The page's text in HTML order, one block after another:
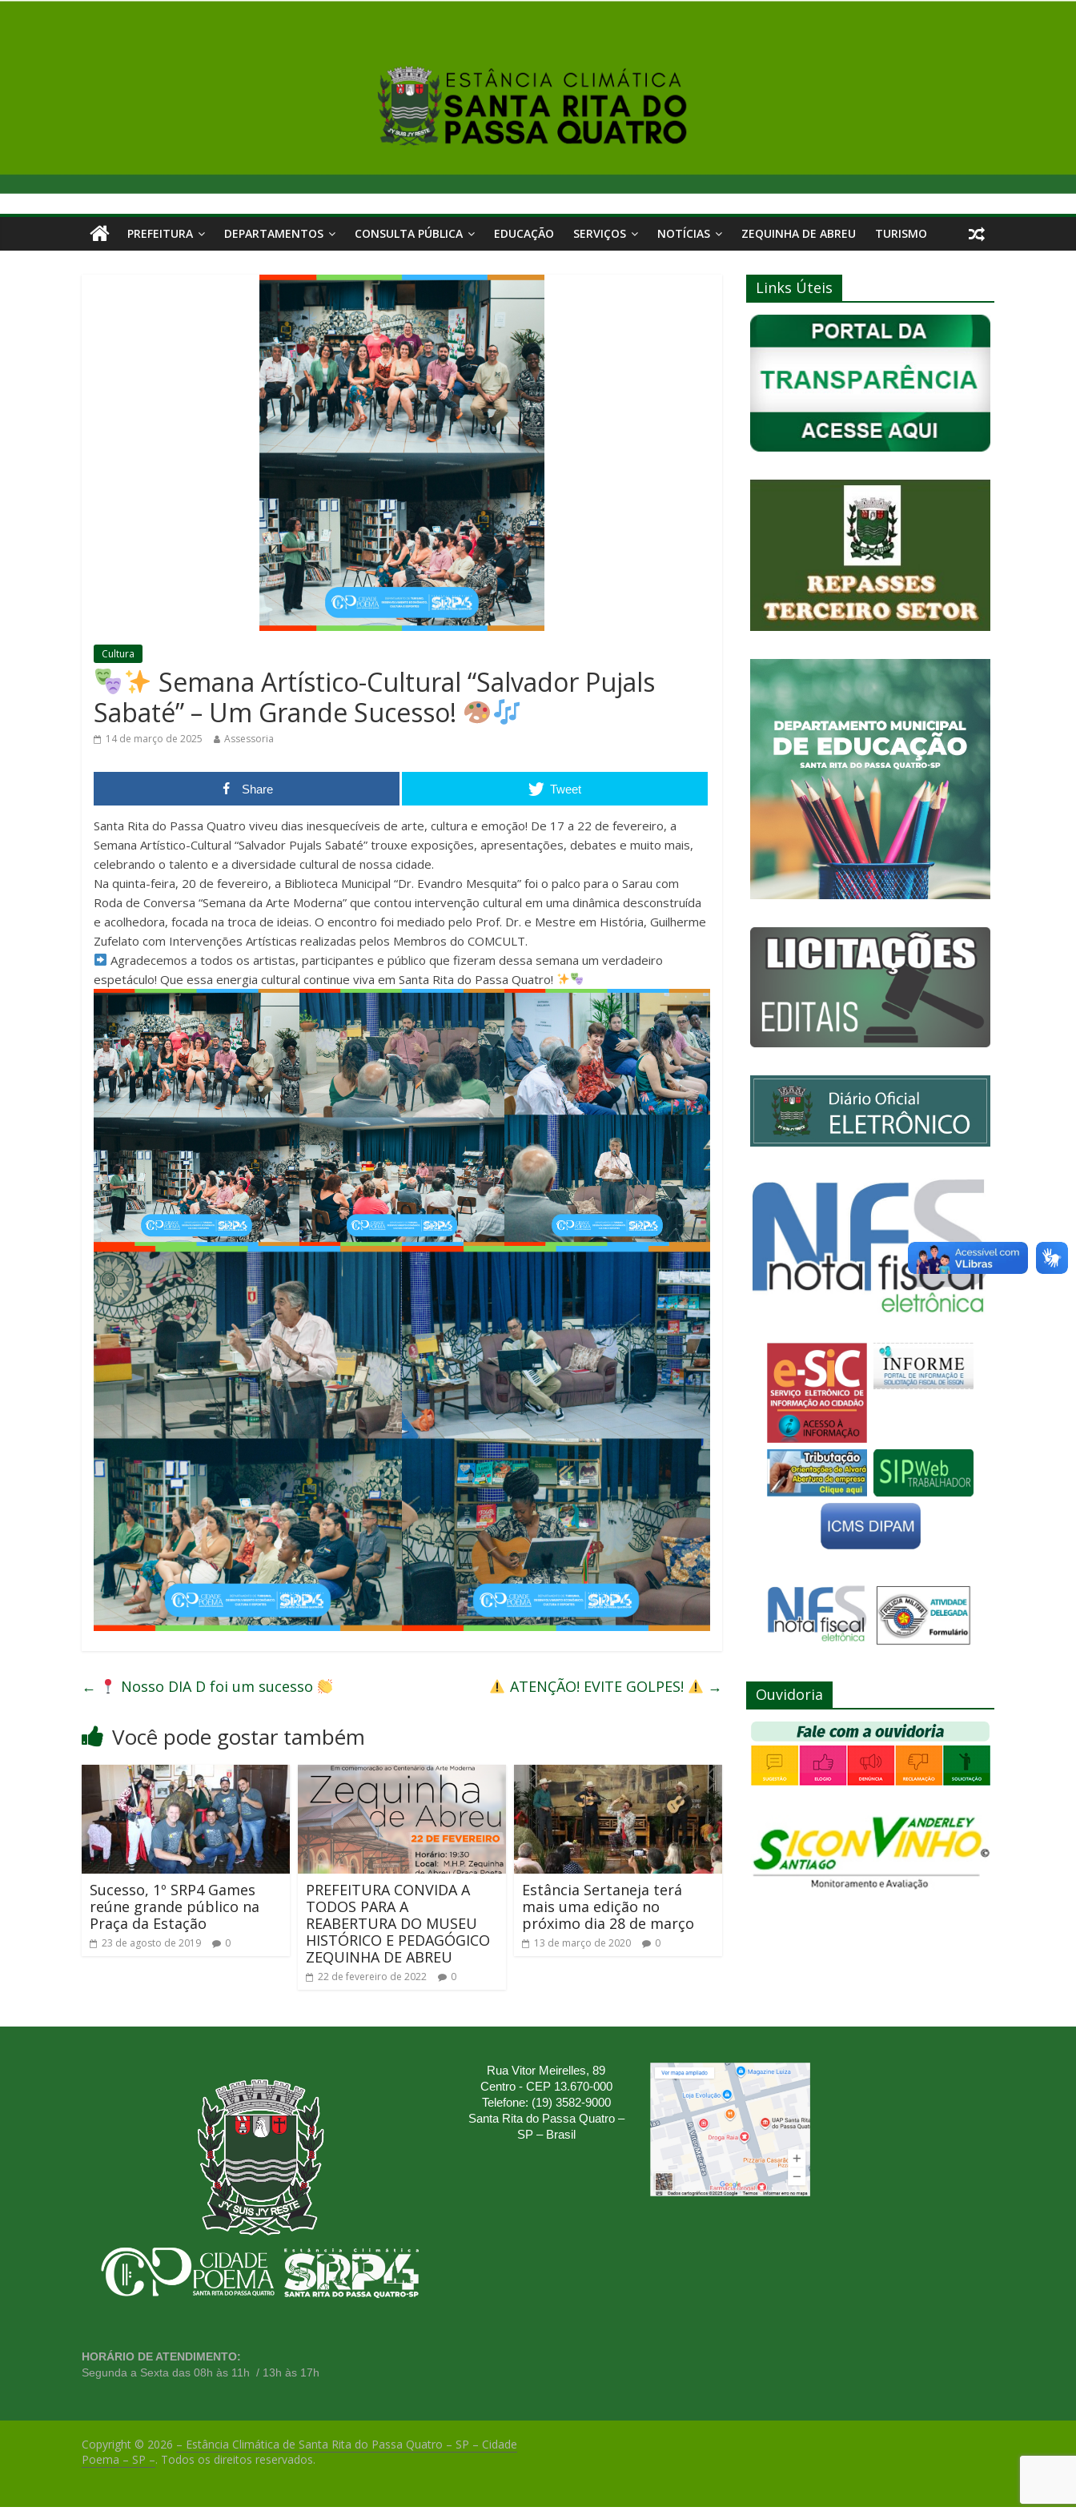
PREFEITURA DEPARTAMENTOS CONSULTA PÚBLICA EDUCAÇÃO SERVIÇOS NOTÍCIAS ZEQUINHA DE ABREU TURISMO
Cultura
Semana Artístico-Cultural “Salvador Pujals
Sabaté” – Um Grande Sucesso!
14 de março de 2025 Assessoria
Share Tweet
Santa Rita do Passa Quatro viveu dias inesquecíveis de arte, cultura e emoção! De 17 a 22 de fevereiro, a
Semana Artístico-Cultural “Salvador Pujals Sabaté” trouxe exposições, apresentações, debates e muito mais,
celebrando o talento e a diversidade cultural de nossa cidade.
Na quinta-feira, 20 de fevereiro, a Biblioteca Municipal “Dr. Evandro Mesquita” foi o palco para o Sarau com
Roda de Conversa “Semana da Arte Moderna” que contou intervenção cultural em uma dinâmica desconstruída
e acolhedora, focada na troca de ideias. O encontro foi mediado pelo Prof. Dr. e Mestre em História, Guilherme
Zufelato com Intervenções Artísticas realizadas pelos Membros do COMCULT.
Agradecemos a todos os artistas, participantes e público que fizeram dessa semana um verdadeiro
espetáculo! Que essa energia cultural continue viva em Santa Rita do Passa Quatro!
← Nosso DIA D foi um sucesso ATENÇÃO! EVITE GOLPES! →
Você pode gostar também
Sucesso, 1º SRP4 Games
reúne grande público na
Praça da Estação
23 de agosto de 2019 0
PREFEITURA CONVIDA A
TODOS PARA A
REABERTURA DO MUSEU
HISTÓRICO E PEDAGÓGICO
ZEQUINHA DE ABREU
22 de fevereiro de 2022 0
Estância Sertaneja terá
mais uma edição no
próximo dia 28 de março
13 de março de 2020 0
Links Úteis
Ouvidoria
HORÁRIO DE ATENDIMENTO:
Segunda a Sexta das 08h às 11h / 13h às 17h
Rua Vitor Meirelles, 89
Centro - CEP 13.670-000
Telefone: (19) 3582-9000
Santa Rita do Passa Quatro –
SP – Brasil
Copyright © 2026 – Estância Climática de Santa Rita do Passa Quatro – SP – Cidade
Poema – SP –. Todos os direitos reservados.